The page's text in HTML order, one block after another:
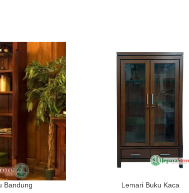
Bandung Lemari Buku Kaca